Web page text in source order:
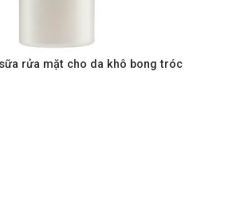
rửa mặt cho da khô bong tróc